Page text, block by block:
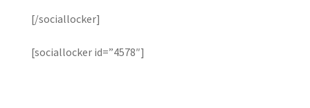
[/sociallocker]
[sociallocker id=”4578″]